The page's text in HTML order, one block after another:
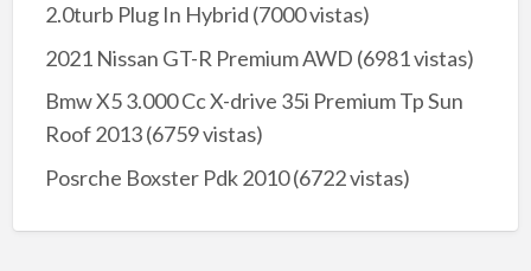
2.0turb Plug In Hybrid (7000 vistas)
2021 Nissan GT-R Premium AWD (6981 vistas)
Bmw X5 3.000 Cc X-drive 35i Premium Tp Sun
Roof 2013(6759 vistas)
Posrche Boxster Pdk 2010(6722 vistas)